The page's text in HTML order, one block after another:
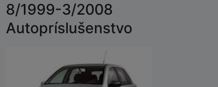
8/1999-3/2008
Autopríslušenstvo